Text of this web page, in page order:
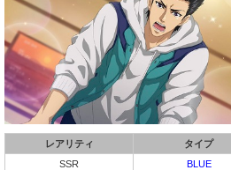
レアリティ タイプ
SSR
BLUE